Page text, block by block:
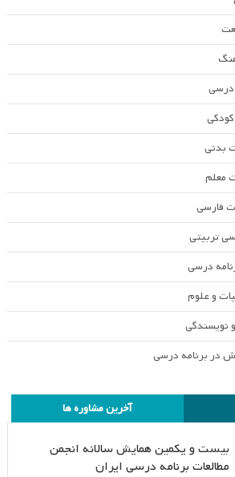
درسی
بدنی
معلم
فارسی
تربیتی
درسی
و علوم
نویسندگی
در برنامه درسی
آخرین مشاوره ها
بیست و یکمین همایش سالانه انجمن
مطالعات برنامه درسی ایران